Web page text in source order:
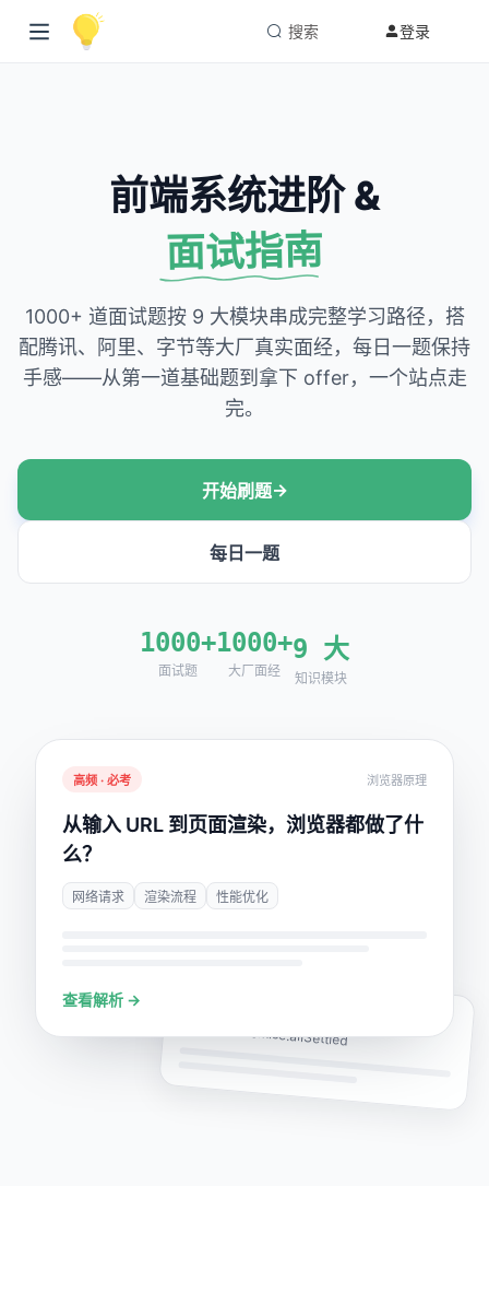
搜索 登录
前端系统进阶 &
面试指南
1000+ 道面试题按 9 大模块串成完整学习路径，搭
配腾讯、阿里、字节等大厂真实面经，每日一题保持
手感——从第一道基础题到拿下 offer，一个站点走
完。
开始刷题→
每日一题
1000+
面试题
1000+
大厂面经
9 大
知识模块
手写实现 Promise.allSettled
高频 · 必考 浏览器原理
从输入 URL 到页面渲染，浏览器都做了什
么？
网络请求 渲染流程 性能优化
查看解析 →